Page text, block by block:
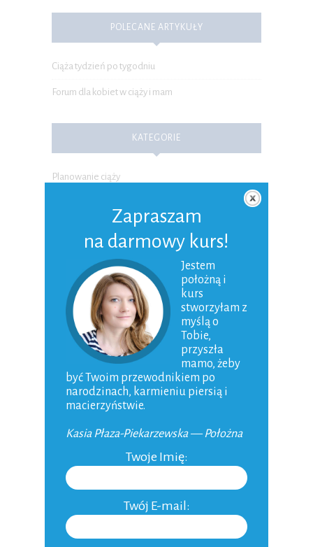
POLECANE ARTYKUŁY
Ciąża tydzień po tygodniu
Forum dla kobiet w ciąży i mam
KATEGORIE
Planowanie ciąży
Karmienie piersią
Dziecko
Macierzyństwo
Ojcostwo
Aktualności
Niepłodność
Do domu
Zapraszam
na darmowy kurs!
Jestem
położną i
kurs
stworzyłam z
myślą o
Tobie,
przyszła
mamo, żeby
być Twoim przewodnikiem po
narodzinach, karmieniu piersią i
macierzyństwie.
Kasia Płaza-Piekarzewska — Położna
Twoje Imię:
Twój E-mail: